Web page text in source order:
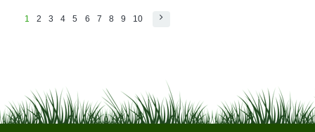
1 2 3 4 5 6 7 8 9 10